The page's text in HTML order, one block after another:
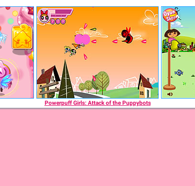
Powerpuff Girls: Attack of the Puppybots